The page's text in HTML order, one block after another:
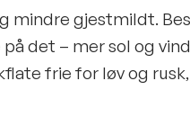
mindre gjestmildt.
det – mer sol og
frie for løv og